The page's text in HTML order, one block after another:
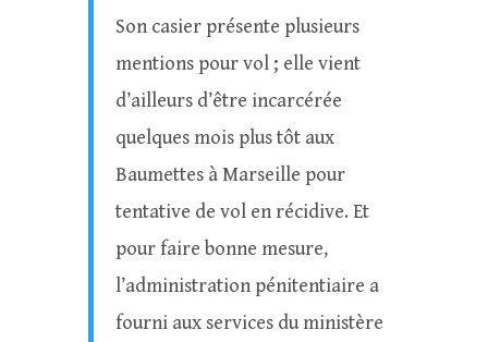
Son casier présente plusieurs
mentions pour vol ; elle vient
d’ailleurs d’être incarcérée
quelques mois plus tôt aux
Baumettes à Marseille pour
tentative de vol en récidive. Et
pour faire bonne mesure,
l’administration pénitentiaire a
fourni aux services du ministère